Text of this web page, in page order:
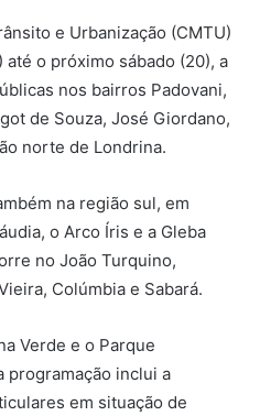
e Urbanização (CMTU)
o próximo sábado (20), a
nos bairros Padovani,
de Souza, José Giordano,
norte de Londrina.
na região sul, em
o Arco Íris e a Gleba
no João Turquino,
Colúmbia e Sabará.
Verde e o Parque
programação inclui a
em situação de